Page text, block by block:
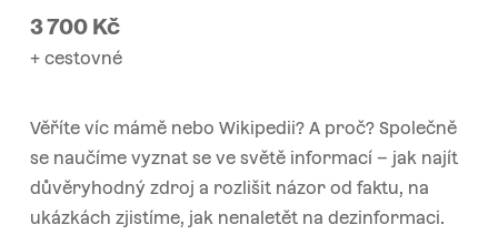
3 700 Kč
+ cestovné
Věříte víc mámě nebo Wikipedii? A proč? Společně
se naučíme vyznat se ve světě informací – jak najít
důvěryhodný zdroj a rozlišit názor od faktu, na
ukázkách zjistíme, jak nenaletět na dezinformaci.